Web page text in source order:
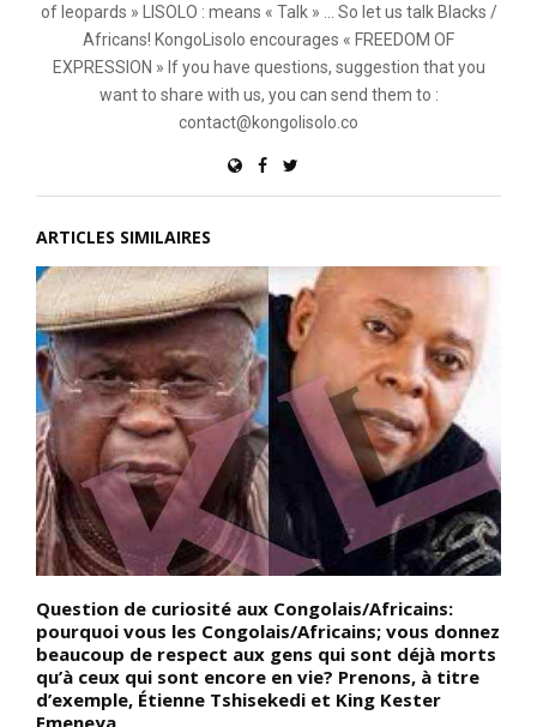
of leopards » LISOLO : means « Talk » ... So let us talk Blacks /
Africans! KongoLisolo encourages « FREEDOM OF
EXPRESSION » If you have questions, suggestion that you
want to share with us, you can send them to :
contact@kongolisolo.co
ARTICLES SIMILAIRES
Question de curiosité aux Congolais/Africains:
pourquoi vous les Congolais/Africains; vous donnez
beaucoup de respect aux gens qui sont déjà morts
qu’à ceux qui sont encore en vie? Prenons, à titre
d’exemple, Étienne Tshisekedi et King Kester